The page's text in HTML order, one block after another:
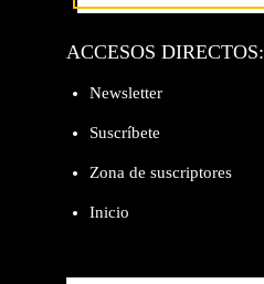
ACCESOS DIRECTOS:
Newsletter
Suscríbete
Zona de suscriptores
Inicio